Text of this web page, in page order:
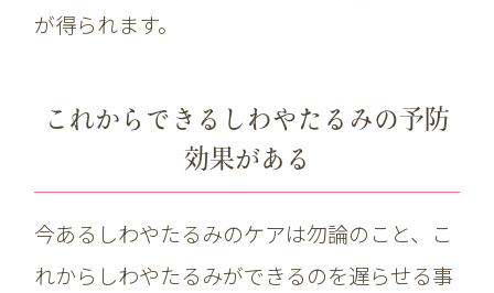
が得られます。
これからできるしわやたるみの予防
効果がある
今あるしわやたるみのケアは勿論のこと、こ
れからしわやたるみができるのを遅らせる事